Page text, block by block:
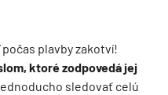
plavby zakotví!
ktoré zodpovedá jej
sledovať celú